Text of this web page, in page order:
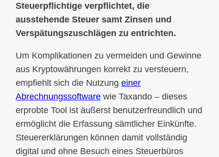
Steuerpflichtige verpflichtet, die
ausstehende Steuer samt Zinsen und
Verspätungszuschlägen zu entrichten.
Um Komplikationen zu vermeiden und Gewinne
aus Kryptowährungen korrekt zu versteuern,
empfiehlt sich die Nutzung einer
Abrechnungssoftware wie Taxando – dieses
erprobte Tool ist äußerst benutzerfreundlich und
ermöglicht die Erfassung sämtlicher Einkünfte.
Steuererklärungen können damit vollständig
digital und ohne Besuch eines Steuerbüros